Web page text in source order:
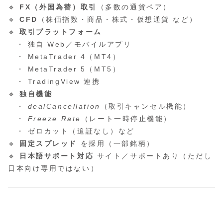
🔹 FX（外国為替）取引
（多数の通貨ペア）
🔹CFD
（株価指数・商品・株式・仮想通貨 など）
🔹取引プラットフォーム
・ 独自 Web／モバイルアプリ
・ MetaTrader 4（MT4）
・ MetaTrader 5（MT5）
・ TradingView 連携
🔹独自機能
・ dealCancellation
（取引キャンセル機能）
・ Freeze Rate
（レート一時停止機能）
・ ゼロカット（追証なし）など
🔹
固定スプレッド
を採用（一部銘柄）
🔹
日本語サポート対応 サイト／サポートあり（ただし
日本向け専用ではない）